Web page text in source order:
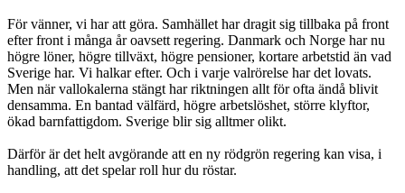
För vänner, vi har att göra. Samhället har dragit sig tillbaka på front
efter front i många år oavsett regering. Danmark och Norge har nu
högre löner, högre tillväxt, högre pensioner, kortare arbetstid än vad
Sverige har. Vi halkar efter. Och i varje valrörelse har det lovats.
Men när vallokalerna stängt har riktningen allt för ofta ändå blivit
densamma. En bantad välfärd, högre arbetslöshet, större klyftor,
ökad barnfattigdom. Sverige blir sig alltmer olikt.
Därför är det helt avgörande att en ny rödgrön regering kan visa, i
handling, att det spelar roll hur du röstar.